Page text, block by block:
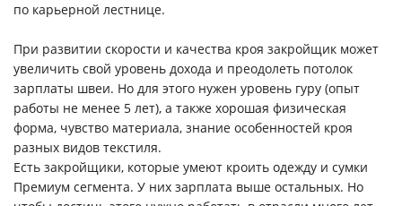
по карьерной лестнице.
При развитии скорости и качества кроя закройщик может
увеличить свой уровень дохода и преодолеть потолок
зарплаты швеи. Но для этого нужен уровень гуру (опыт
работы не менее 5 лет), а также хорошая физическая
форма, чувство материала, знание особенностей кроя
разных видов текстиля.
Есть закройщики, которые умеют кроить одежду и сумки
Премиум сегмента. У них зарплата выше остальных. Но